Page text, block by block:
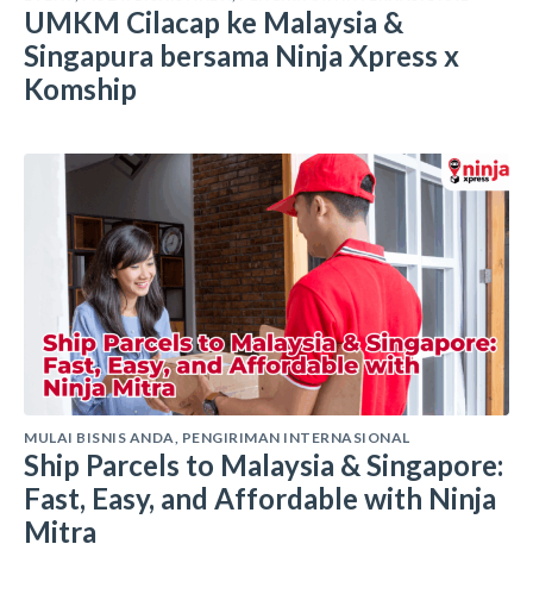
UMKM Cilacap ke Malaysia &
Singapura bersama Ninja Xpress x
Komship
MULAI BISNIS ANDA, PENGIRIMAN INTERNASIONAL
Ship Parcels to Malaysia & Singapore:
Fast, Easy, and Affordable with Ninja
Mitra